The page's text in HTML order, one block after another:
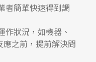
者簡單快速得到調
狀況，如機器、
之前，提前解決問